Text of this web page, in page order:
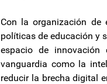
Con la organización de
políticas de educación y
espacio de
vanguardia como la
reducir la brecha digital